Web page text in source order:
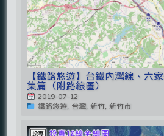
【鐵路悠遊】台鐵內灣線、六
集篇（附路線圖）
2019-07-12
鐵路悠遊, 台灣, 新竹, 新竹市